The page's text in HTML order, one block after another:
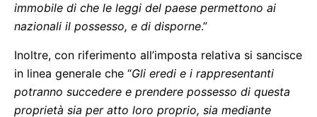
immobile di che le leggi del paese permettono ai
nazionali il possesso, e di disporne.”
Inoltre, con riferimento all’imposta relativa si sancisce
in linea generale che “Gli eredi e i rappresentanti
potranno succedere e prendere possesso di questa
proprietà sia per atto loro proprio, sia mediante